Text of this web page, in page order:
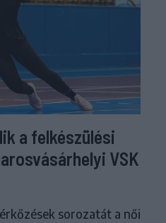
a felkészülési
VSK
sorozatát a női